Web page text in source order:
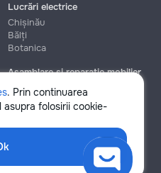
. Prin continuarea
asupra folosirii cookie-
Lucrări electrice
Chișinău
Bălți
Botanica
Asamblare și reparație mobilier
Chișinău
Botanica